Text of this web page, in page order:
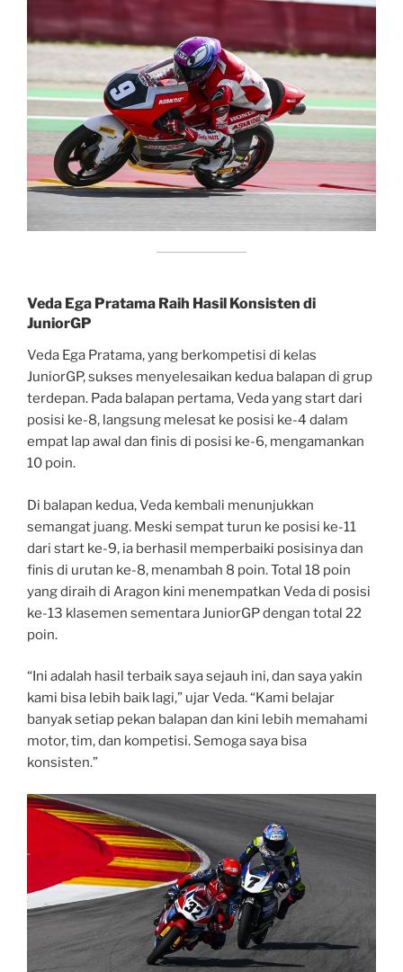
Veda Ega Pratama Raih Hasil Konsisten di
JuniorGP
Veda Ega Pratama, yang berkompetisi di kelas
JuniorGP, sukses menyelesaikan kedua balapan di grup
terdepan. Pada balapan pertama, Veda yang start dari
posisi ke-8, langsung melesat ke posisi ke-4 dalam
empat lap awal dan finis di posisi ke-6, mengamankan
10 poin.
Di balapan kedua, Veda kembali menunjukkan
semangat juang. Meski sempat turun ke posisi ke-11
dari start ke-9, ia berhasil memperbaiki posisinya dan
finis di urutan ke-8, menambah 8 poin. Total 18 poin
yang diraih di Aragon kini menempatkan Veda di posisi
ke-13 klasemen sementara JuniorGP dengan total 22
poin.
“Ini adalah hasil terbaik saya sejauh ini, dan saya yakin
kami bisa lebih baik lagi,” ujar Veda. “Kami belajar
banyak setiap pekan balapan dan kini lebih memahami
motor, tim, dan kompetisi. Semoga saya bisa
konsisten.”